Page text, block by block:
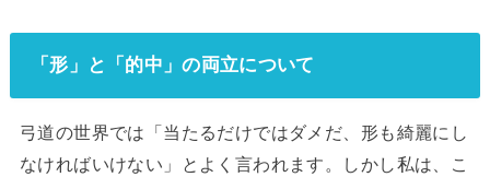
「形」と「的中」の両立について
弓道の世界では「当たるだけではダメだ、形も綺麗にし
なければいけない」とよく言われます。しかし私は、こ